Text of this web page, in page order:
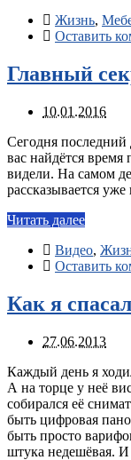
Жизнь,
Оставить
Главный
10.01.2016
Сегодня
вас найдётся
видели. На самом
рассказывается
Читать далее
Видео,
Оставить
Как я
27.06.2013
Каждый день я
А на торце у неё
собирался её
быть цифровая
быть просто
штука недешёвая.